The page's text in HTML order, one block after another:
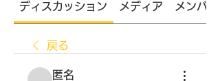
ディスカッション メディア メンバー
戻る
匿名